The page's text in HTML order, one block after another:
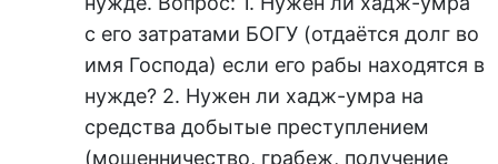
с его затратами БОГУ (отдаётся долг во
имя Господа) если его рабы находятся в
нужде? 2. Нужен ли хадж-умра на
средства добытые преступлением
(мошенничество, грабеж, получение